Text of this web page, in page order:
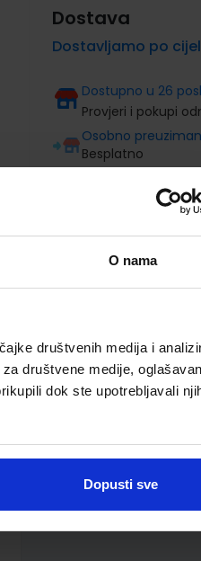
O nama
društvenih medija i
društvene medije,
dok ste upotrebljavali
Dopusti sve
Dostava
Dostavljamo po
Dostupno u 26
Provjeri i pokupi
Osobno
Besplatno